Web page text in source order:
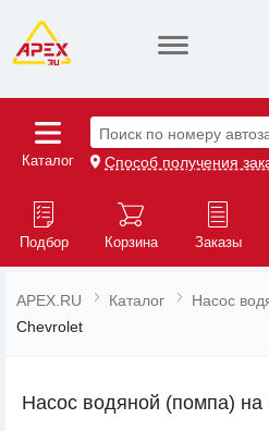
Каталог
Поиск по номеру
Способ получения
Подбор Корзина Заказы
APEX.RU Каталог
Насос
Chevrolet
Насос водяной (помпа) на